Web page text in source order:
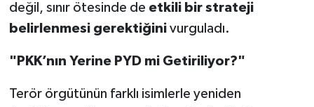
değil, sınır ötesinde de etkili bir strateji
belirlenmesi gerektiğinivurguladı.
"PKK’nın Yerine PYD mi Getiriliyor?"
Terör örgütünün farklı isimlerle yeniden